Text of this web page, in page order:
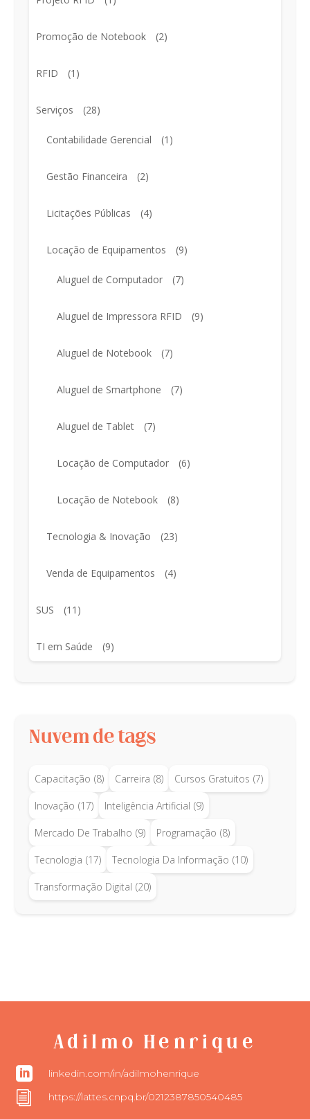
Promoção de Notebook (2)
RFID (1)
Serviços (28)
Contabilidade Gerencial (1)
Gestão Financeira (2)
Licitações Públicas (4)
Locação de Equipamentos (9)
Aluguel de Computador (7)
Aluguel de Impressora RFID (9)
Aluguel de Notebook (7)
Aluguel de Smartphone (7)
Aluguel de Tablet (7)
Locação de Computador (6)
Locação de Notebook (8)
Tecnologia & Inovação (23)
Venda de Equipamentos (4)
SUS (11)
TI em Saúde (9)
Nuvem de tags
Capacitação (8) Carreira (8) Cursos Gratuitos (7)
Inovação (17) Inteligência Artificial (9)
Mercado De Trabalho (9) Programação (8)
Tecnologia (17) Tecnologia Da Informação (10)
Transformação Digital (20)
Adilmo Henrique
 linkedin.com/in/adilmohenrique
i https://lattes.cnpq.br/0212387850540485